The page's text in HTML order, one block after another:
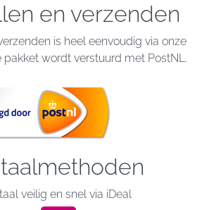
en verzenden
is heel eenvoudig via onze
pakket wordt verstuurd met PostNL.
veilig en snel via iDeal